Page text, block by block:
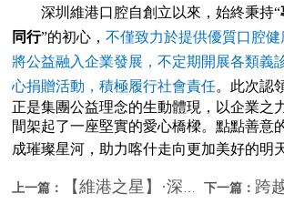
深圳維港口腔自創立以來，始終秉持“
同行”的初心，不僅致力於提供優質口腔
將公益融入企業發展，不定期開展各類義
心捐贈活動，積極履行社會責任。此次認
正是集團公益理念的生動體現，以企業之
間架起了一座堅實的愛心橋樑。點點善意
成璀璨星河，助力喀什走向更加美好的明
上一篇： 【維港之星】·深港共融唱響雙城，萬人共鑒雙城深情 下一篇： 跨越語言，守護